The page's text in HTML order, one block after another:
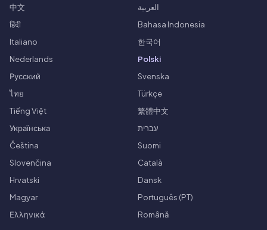
中文
العربية
हिंदी
Bahasa Indonesia
Italiano
한국어
Nederlands
Polski
Русский
Svenska
ไทย
Türkçe
Tiếng Việt
繁體中文
Українська
עברית
Čeština
Suomi
Slovenčina
Català
Hrvatski
Dansk
Magyar
Português (PT)
Ελληνικά
Română